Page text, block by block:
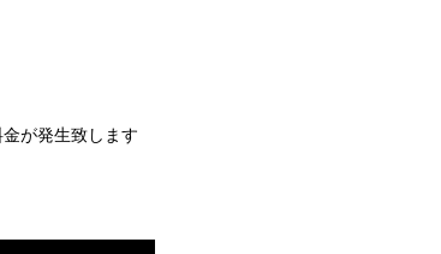
が発生致します